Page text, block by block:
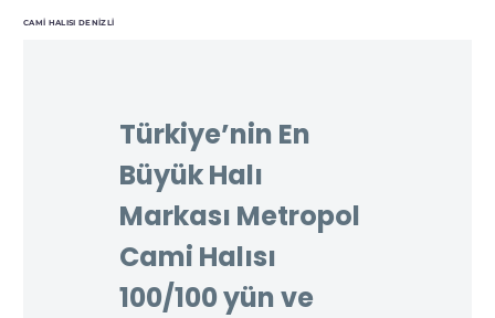
CAMI HALISI DENIZLI
Türkiye’nin En
Büyük Halı
Markası Metropol
Cami Halısı
100/100 yün ve